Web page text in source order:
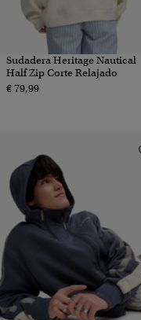
Sudadera Heritage Nautical
Half Zip Corte Relajado
€ 79,99